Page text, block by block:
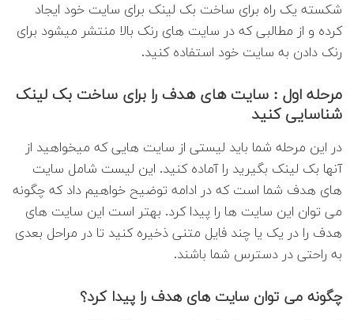
شکسته یک راه برای ساخت بک لینک برای سایت خود ایجاد
کرده و از مطالبی که در سایت های رنک بالا منتشر میشود برای
رنک دادن به سایت خود استفاده کنید.
مرحله اول : سایت های هدف را برای ساخت بک لینک
شناسایی کنید
در این مرحله شما باید لیستی از سایت هایی که میخواهید از
آنها بک لینک بگیرید را آماده کنید. این لیست شامل سایت
های هدف شما است که در ادامه توضیح خواهیم داد که چگونه
می توان این سایت ها را پیدا کرد. بهتر است این سایت های
هدف را در یک یا چند فایل متنی ذخیره کنید تا در مراحل بعدی
به راحتی در دسترس شما باشند.
چگونه می توان سایت های هدف را پیدا کرد؟